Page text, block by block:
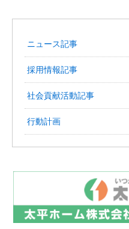
ニュース記事
採用情報記事
社会貢献活動記事
行動計画